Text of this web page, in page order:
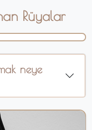
Rüyalar
neye